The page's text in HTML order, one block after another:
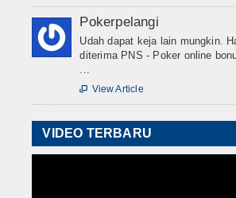
Pokerpelangi
Udah dapat keja lain mungkin.
diterima PNS - Poker online
...
 View Article
VIDEO TERBARU